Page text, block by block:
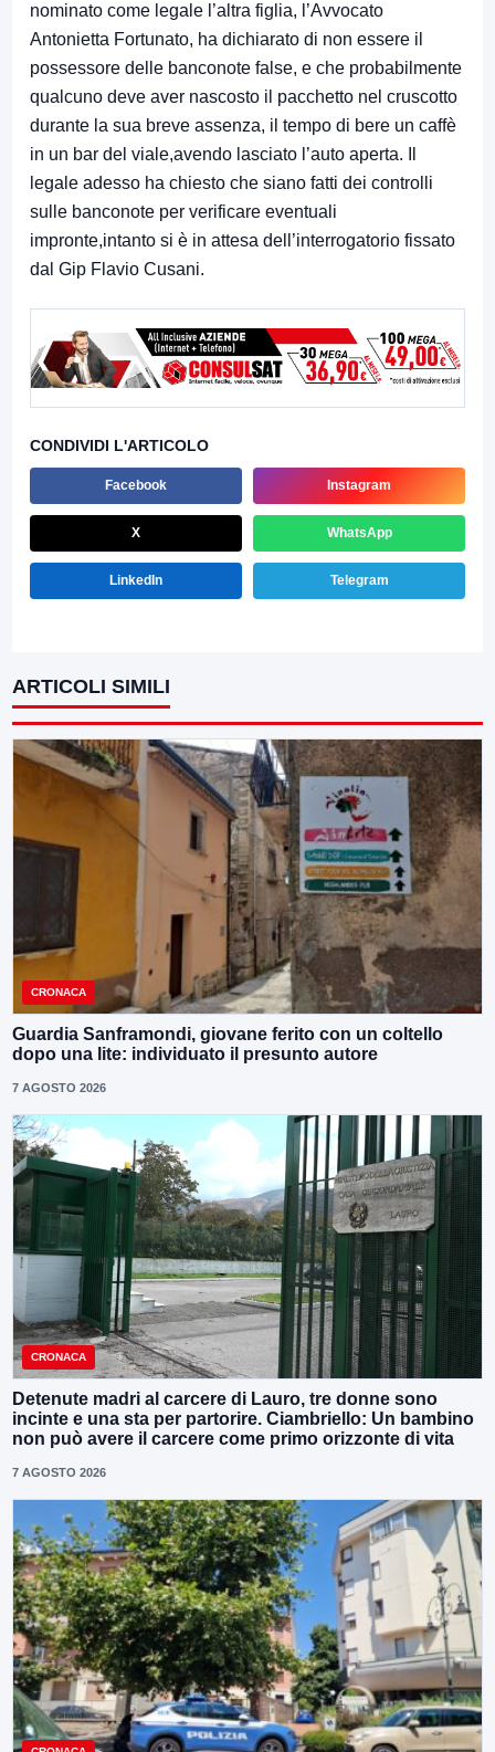
nominato come legale l’altra figlia, l’Avvocato
Antonietta Fortunato, ha dichiarato di non essere il
possessore delle banconote false, e che probabilmente
qualcuno deve aver nascosto il pacchetto nel cruscotto
durante la sua breve assenza, il tempo di bere un caffè
in un bar del viale,avendo lasciato l’auto aperta. Il
legale adesso ha chiesto che siano fatti dei controlli
sulle banconote per verificare eventuali
impronte,intanto si è in attesa dell’interrogatorio fissato
dal Gip Flavio Cusani.
CONDIVIDI L'ARTICOLO
Facebook Instagram
X WhatsApp
LinkedIn Telegram
ARTICOLI SIMILI
CRONACA
Guardia Sanframondi, giovane ferito con un coltello
dopo una lite: individuato il presunto autore
7 AGOSTO 2026
CRONACA
Detenute madri al carcere di Lauro, tre donne sono
incinte e una sta per partorire. Ciambriello: Un bambino
non può avere il carcere come primo orizzonte di vita
7 AGOSTO 2026